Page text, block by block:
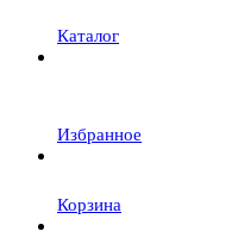
Каталог
Избранное
Корзина